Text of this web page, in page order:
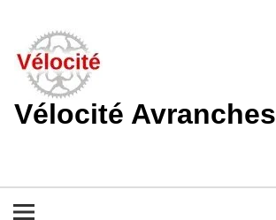
content
Vélocité Avranches